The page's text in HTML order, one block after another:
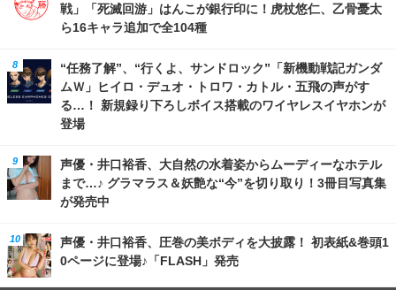
戦」「死滅回游」はんこが銀行印に！虎杖悠仁、乙骨憂太
ら16キャラ追加で全104種
“任務了解”、“行くよ、サンドロック”「新機動戦記ガンダ
ムＷ」ヒイロ・デュオ・トロワ・カトル・五飛の声がす
る…！ 新規録り下ろしボイス搭載のワイヤレスイヤホンが
登場
声優・井口裕香、大自然の水着姿からムーディーなホテル
まで…♪ グラマラス＆妖艶な“今”を切り取り！3冊目写真集
が発売中
声優・井口裕香、圧巻の美ボディを大披露！ 初表紙&巻頭1
0ページに登場♪「FLASH」発売